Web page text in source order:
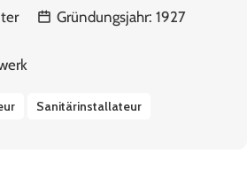
Gründungsjahr: 1927
Sanitärinstallateur